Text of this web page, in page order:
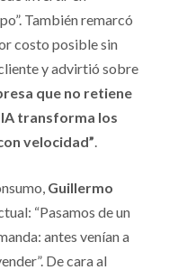
También remarcó
costo posible sin
y advirtió sobre
que no retiene
transforma los
velocidad”.
Guillermo
“Pasamos de un
antes venían a
De cara al